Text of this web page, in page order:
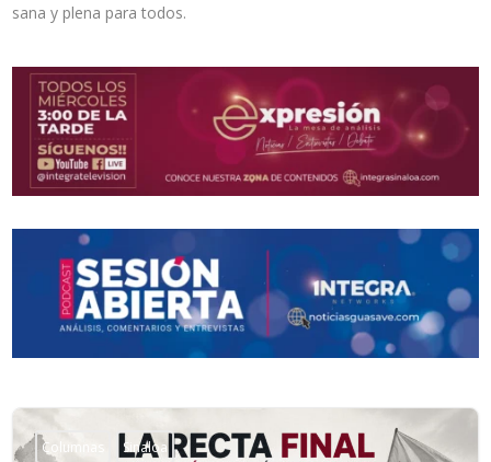
sana y plena para todos.
Columnas Sinaloa